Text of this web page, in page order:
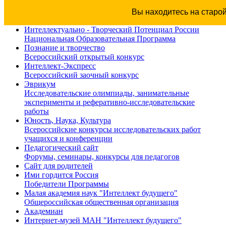
Вы находитесь на
Интеллектуально - Творческий Потенциал России
Национальная Образовательная Программа
Познание и творчество
Всероссийский открытый конкурс
Интеллект-Экспресс
Всероссийский заочный конкурс
Эврикум
Исследовательские олимпиады, занимательные
эксперименты и реферативно-исследовательские
работы
Юность, Наука, Культура
Всероссийские конкурсы исследовательских работ
учащихся и конференции
Педагогический сайт
Форумы, семинары, конкурсы для педагогов
Сайт для родителей
Ими гордится Россия
Победители Программы
Малая академия наук "Интеллект будущего"
Общероссийская общественная организация
Академиан
Интернет-музей МАН "Интеллект будущего"